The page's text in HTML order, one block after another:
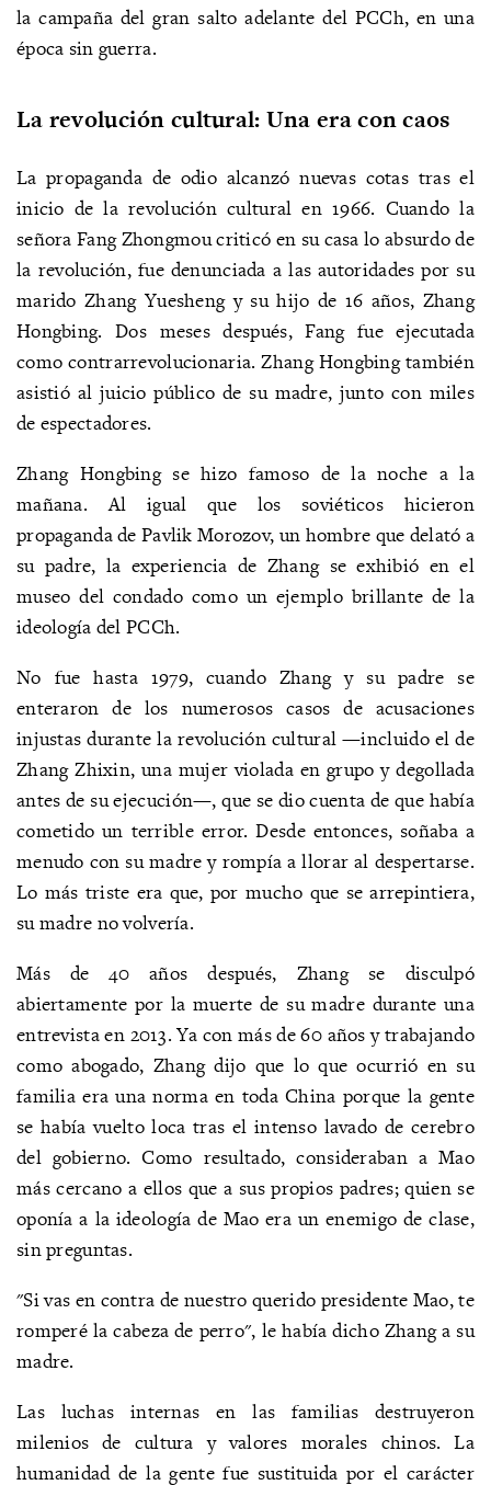
la campaña del gran salto adelante del PCCh, en una
época sin guerra.
La revolución cultural: Una era con caos
La propaganda de odio alcanzó nuevas cotas tras el
inicio de la revolución cultural en 1966. Cuando la
señora Fang Zhongmou criticó en su casa lo absurdo de
la revolución, fue denunciada a las autoridades por su
marido Zhang Yuesheng y su hijo de 16 años, Zhang
Hongbing. Dos meses después, Fang fue ejecutada
como contrarrevolucionaria. Zhang Hongbing también
asistió al juicio público de su madre, junto con miles
de espectadores.
Zhang Hongbing se hizo famoso de la noche a la
mañana. Al igual que los soviéticos hicieron
propaganda de Pavlik Morozov, un hombre que delató a
su padre, la experiencia de Zhang se exhibió en el
museo del condado como un ejemplo brillante de la
ideología del PCCh.
No fue hasta 1979, cuando Zhang y su padre se
enteraron de los numerosos casos de acusaciones
injustas durante la revolución cultural —incluido el de
Zhang Zhixin, una mujer violada en grupo y degollada
antes de su ejecución—, que se dio cuenta de que había
cometido un terrible error. Desde entonces, soñaba a
menudo con su madre y rompía a llorar al despertarse.
Lo más triste era que, por mucho que se arrepintiera,
su madre no volvería.
Más de 40 años después, Zhang se disculpó
abiertamente por la muerte de su madre durante una
entrevista en 2013. Ya con más de 60 años y trabajando
como abogado, Zhang dijo que lo que ocurrió en su
familia era una norma en toda China porque la gente
se había vuelto loca tras el intenso lavado de cerebro
del gobierno. Como resultado, consideraban a Mao
más cercano a ellos que a sus propios padres; quien se
oponía a la ideología de Mao era un enemigo de clase,
sin preguntas.
"Si vas en contra de nuestro querido presidente Mao, te
romperé la cabeza de perro", le había dicho Zhang a su
madre.
Las luchas internas en las familias destruyeron
milenios de cultura y valores morales chinos. La
humanidad de la gente fue sustituida por el carácter